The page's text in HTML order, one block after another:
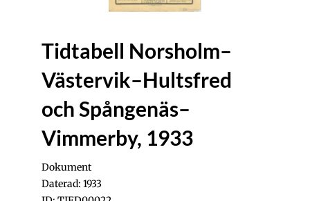
Tidtabell Norsholm–
Västervik–Hultsfred
och Spångenäs–
Vimmerby, 1933
Dokument
Daterad: 1933